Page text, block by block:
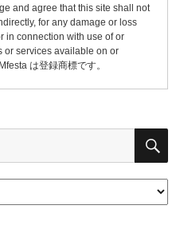
and agree that this site shall not
for any damage or loss
in connection with use of or
or services available on or
は登録商標です。